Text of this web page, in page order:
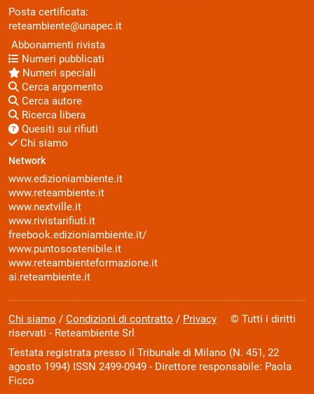
Posta certificata:
reteambiente@unapec.it
Abbonamenti rivista
Numeri pubblicati
Numeri speciali
Cerca argomento
Cerca autore
Ricerca libera
Quesiti sui rifiuti
Chi siamo
Network
www.edizioniambiente.it
www.reteambiente.it
www.nextville.it
www.rivistarifiuti.it
freebook.edizioniambiente.it/
www.puntosostenibile.it
www.reteambienteformazione.it
ai.reteambiente.it
Chi siamo / Condizioni di contratto / Privacy © Tutti i diritti
riservati - Reteambiente Srl
Testata registrata presso il Tribunale di Milano (N. 451, 22
agosto 1994) ISSN 2499-0949 - Direttore responsabile: Paola
Ficco